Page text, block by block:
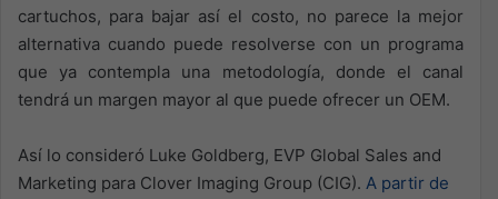
cartuchos, para bajar así el costo, no parece la mejor
alternativa cuando puede resolverse con un programa
que ya contempla una metodología, donde el canal
tendrá un margen mayor al que puede ofrecer un OEM.
Así lo consideró Luke Goldberg, EVP Global Sales and
Marketing para Clover Imaging Group (CIG). A partir de